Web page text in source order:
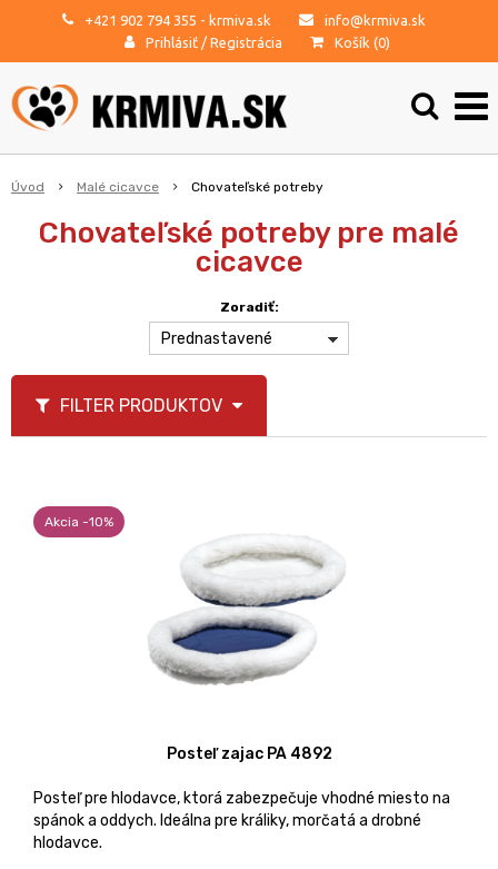
+421 902 794 355 - krmiva.sk
info@krmiva.sk
Prihlásiť / Registrácia Košík (0)
Úvod Malé cicavce Chovateľské potreby
Chovateľské potreby pre malé
cicavce
Zoradiť:
Prednastavené
FILTER PRODUKTOV
Akcia -10%
Posteľ zajac PA 4892
Posteľ pre hlodavce, ktorá zabezpečuje vhodné miesto na
spánok a oddych. Ideálna pre králiky, morčatá a drobné
hlodavce.